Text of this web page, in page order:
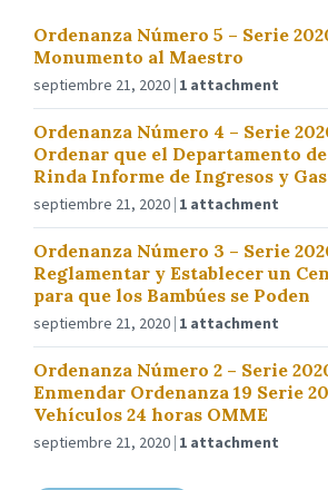
Ordenanza Número 5 – Serie
Monumento al Maestro
septiembre 21, 2020 1 attachment
Ordenanza Número 4 – Serie
Ordenar que el Departamento
Rinda Informe de Ingresos y
septiembre 21, 2020 1 attachment
Ordenanza Número 3 – Serie
Reglamentar y Establecer un
para que los Bambúes se Poden
septiembre 21, 2020 1 attachment
Ordenanza Número 2 – Serie
Enmendar Ordenanza 19 Serie
Vehículos 24 horas OMME
septiembre 21, 2020 1 attachment